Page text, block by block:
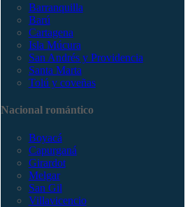
Barranquilla
Barú
Cartagena
Isla Múcura
San Andrés y Providencia
Santa Marta
Tolú y coveñas
Nacional romántico
Boyacá
Capurganá
Girardot
Melgar
San Gil
Villavicencio